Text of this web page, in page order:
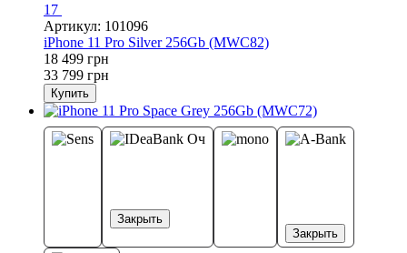
17
Артикул: 101096
iPhone 11 Pro Silver 256Gb (MWC82)
18 499 грн
33 799 грн
Купить
Закрыть
Закрыть